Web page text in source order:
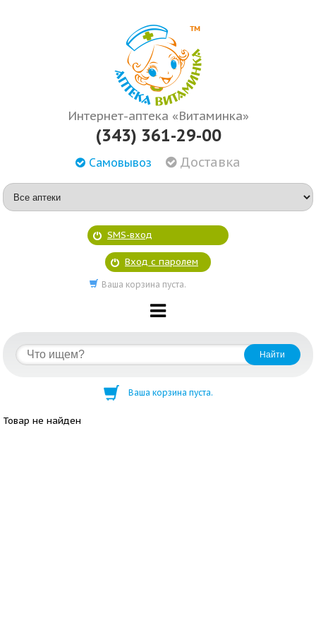
Интернет-аптека «Витаминка»
(343) 361-29-00
Самовывоз Доставка
SMS-вход
Вход с паролем
Ваша корзина пуста.
Ваша корзина пуста.
Товар не найден